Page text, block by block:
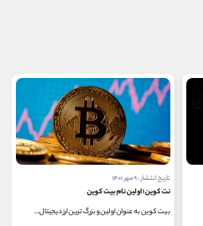
تاریخ انتشار : ۹ مهر ۱۴۰۱
نت کوین؛ اولین نام بیت کوین
بیت کوین به عنوان اولین و بزرگ ترین ارز دیجیتال...